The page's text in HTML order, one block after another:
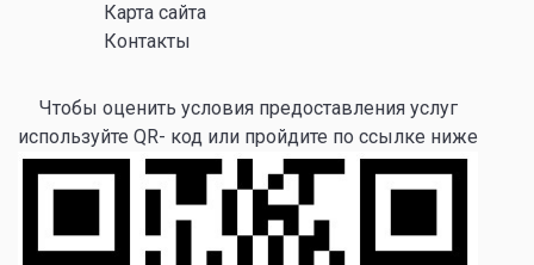
Карта сайта
Контакты
Чтобы оценить условия предоставления услуг
используйте QR- код или пройдите по ссылке ниже